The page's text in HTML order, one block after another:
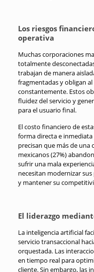
Los riesgos
operativa
Muchas corporaciones
totalmente
trabajan de manera
fragmentadas y obligan
constantemente. Estos
fluidez del servicio y
para el usuario final.
El costo financiero de
forma directa e inmediata
precisan que más de
mexicanos (27%)
sufrir una mala
necesitan modernizar
y mantener su
El liderazgo
La inteligencia artificial
servicio transaccional
orquestada. Las
en tiempo real para
cliente. Sin embargo, las